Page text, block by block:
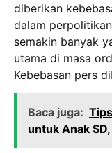
diberikan
dalam
semakin banyak
utama di masa
Kebebasan pers
Baca juga:
untuk Anak